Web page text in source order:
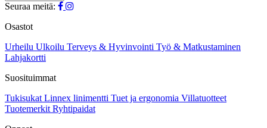
Seuraa meitä:
Osastot
Urheilu Ulkoilu Terveys & Hyvinvointi Työ & Matkustaminen
Lahjakortti
Suosituimmat
Tukisukat Linnex linimentti Tuet ja ergonomia Villatuotteet
Tuotemerkit Ryhtipaidat